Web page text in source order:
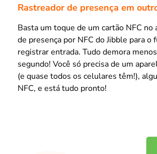
Rastreador de presença em
Basta um toque de um cartão NFC no
de presença por NFC do Jibble para o
registrar entrada. Tudo demora
segundo! Você só precisa de um
(e quase todos os celulares têm!),
NFC, e está tudo pronto!